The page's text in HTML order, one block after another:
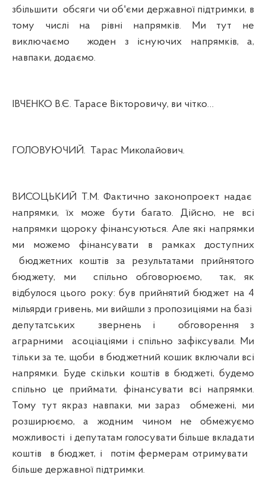
збільшити обсяги чи об'єми державної підтримки, в
тому числі на рівні напрямків. Ми тут не
виключаємо
жоден з існуючих напрямків, а,
навпаки, додаємо.
ІВЧЕНКО В.Є. Тарасе Вікторовичу, ви чітко…
ГОЛОВУЮЧИЙ. Тарас Миколайович.
ВИСОЦЬКИЙ Т.М. Фактично законопроект надає
напрямки, їх може бути багато. Дійсно, не всі
напрямки щороку фінансуються. Але які напрямки
ми можемо фінансувати в рамках доступних
бюджетних коштів за результатами прийнятого
бюджету, ми
спільно обговорюємо,
так, як
відбулося цього року: був прийнятий бюджет на 4
мільярди гривень, ми вийшли з пропозиціями на базі
депутатських
звернень і
обговорення з
аграрними
асоціаціями і спільно зафіксували. Ми
тільки за те, щоби в бюджетний кошик включали всі
напрямки. Буде скільки коштів в бюджеті, будемо
спільно це приймати, фінансувати всі напрямки.
Тому тут якраз навпаки, ми зараз
обмежені, ми
розширюємо, а жодним чином не обмежуємо
можливості і депутатам голосувати більше вкладати
коштів
в бюджет, і
потім фермерам отримувати
більше державної підтримки.